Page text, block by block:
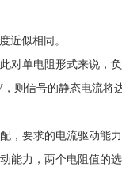
近似相同。
对单电阻形式来说，
则信号的静态电流
，要求的电流驱动能
能力，两个电阻值的